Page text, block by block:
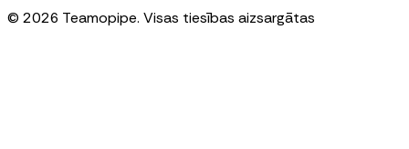
© 2026 Teamopipe. Visas tiesības aizsargātas